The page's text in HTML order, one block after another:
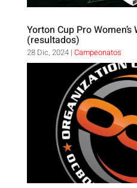
Yorton Cup Pro Women’s
(resultados)
28 Dic, 2024| Campeonatos